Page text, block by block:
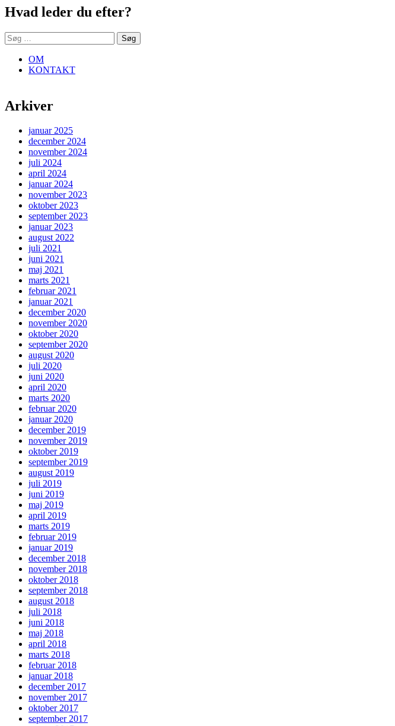
Hvad leder du efter?
Søg
efter:
OM
KONTAKT
Arkiver
januar 2025
december 2024
november 2024
juli 2024
april 2024
januar 2024
november 2023
oktober 2023
september 2023
januar 2023
august 2022
juli 2021
juni 2021
maj 2021
marts 2021
februar 2021
januar 2021
december 2020
november 2020
oktober 2020
september 2020
august 2020
juli 2020
juni 2020
april 2020
marts 2020
februar 2020
januar 2020
december 2019
november 2019
oktober 2019
september 2019
august 2019
juli 2019
juni 2019
maj 2019
april 2019
marts 2019
februar 2019
januar 2019
december 2018
november 2018
oktober 2018
september 2018
august 2018
juli 2018
juni 2018
maj 2018
april 2018
marts 2018
februar 2018
januar 2018
december 2017
november 2017
oktober 2017
september 2017